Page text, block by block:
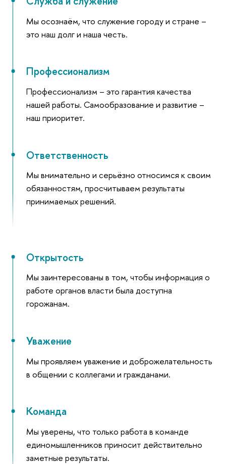
Мы осознаём, что служение городу и стране –
это наш долг и наша честь.
Профессионализм
Профессионализм – это гарантия качества
нашей работы. Самообразование и развитие –
наш приоритет.
Ответственность
Мы внимательно и серьёзно относимся к своим
обязанностям, просчитываем результаты
принимаемых решений.
Открытость
Мы заинтересованы в том, чтобы информация о
работе органов власти была доступна
горожанам.
Уважение
Мы проявляем уважение и доброжелательность
в общении с коллегами и гражданами.
Команда
Мы уверены, что только работа в команде
единомышленников приносит действительно
заметные результаты.